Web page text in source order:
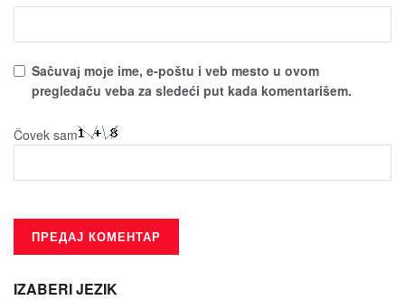
Sačuvaј moјe ime, e-poštu i veb mesto u ovom
pregledaču veba za sledeći put kada komentarišem.
Čovek sam
IZABERI JEZIK